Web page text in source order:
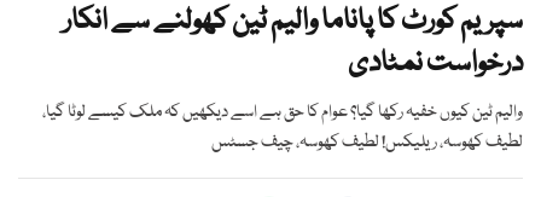
سپریم کورٹ کا پاناما والیم ٹین کھولنے سے انکار
درخواست نمٹادی
والیم ٹین کیوں خفیہ رکھا گیا؟ عوام کا حق ہے اسے دیکھیں کہ ملک کیسے لوٹا گیا،
لطیف کھوسہ، ریلیکس! لطیف کھوسہ، چیف جسٹس